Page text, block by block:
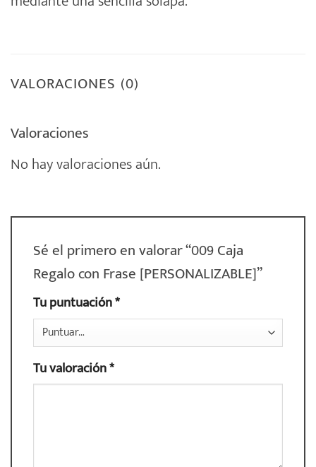
VALORACIONES (0)
Valoraciones
No hay valoraciones aún.
Sé el primero en valorar “009 Caja
Regalo con Frase [PERSONALIZABLE]”
Tu puntuación*
Tu valoración*